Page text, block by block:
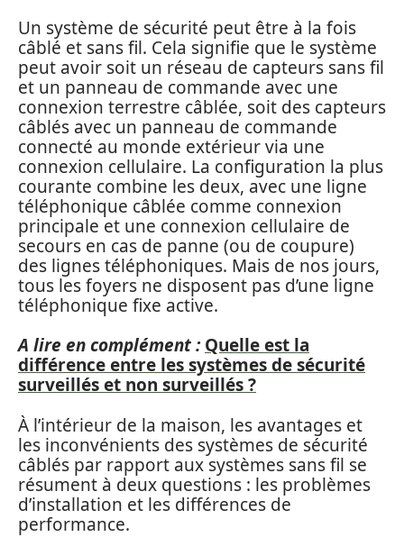
Un système de sécurité peut être à la fois
câblé et sans fil. Cela signifie que le système
peut avoir soit un réseau de capteurs sans fil
et un panneau de commande avec une
connexion terrestre câblée, soit des capteurs
câblés avec un panneau de commande
connecté au monde extérieur via une
connexion cellulaire. La configuration la plus
courante combine les deux, avec une ligne
téléphonique câblée comme connexion
principale et une connexion cellulaire de
secours en cas de panne (ou de coupure)
des lignes téléphoniques. Mais de nos jours,
tous les foyers ne disposent pas d’une ligne
téléphonique fixe active.
A lire en complément : Quelle est la
différence entre les systèmes de sécurité
surveillés et non surveillés ?
À l’intérieur de la maison, les avantages et
les inconvénients des systèmes de sécurité
câblés par rapport aux systèmes sans fil se
résument à deux questions : les problèmes
d’installation et les différences de
performance.